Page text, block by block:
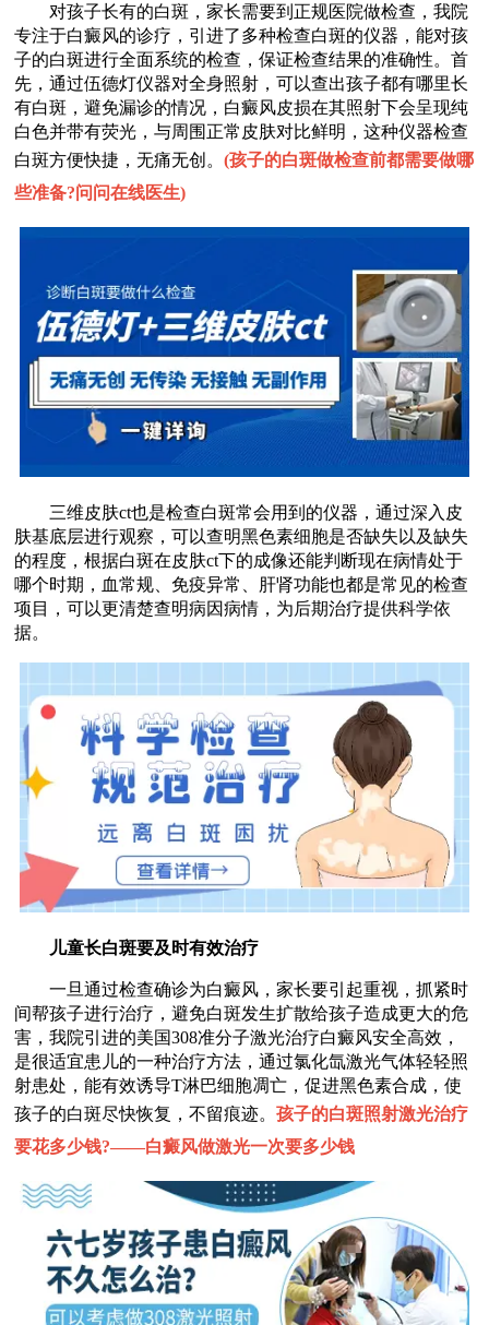
对孩子长有的白斑，家长需要到正规医院做检查，我院
专注于白癜风的诊疗，引进了多种检查白斑的仪器，能对孩
子的白斑进行全面系统的检查，保证检查结果的准确性。首
先，通过伍德灯仪器对全身照射，可以查出孩子都有哪里长
有白斑，避免漏诊的情况，白癜风皮损在其照射下会呈现纯
白色并带有荧光，与周围正常皮肤对比鲜明，这种仪器检查
白斑方便快捷，无痛无创。(孩子的白斑做检查前都需要做哪
些准备?问问在线医生)
三维皮肤ct也是检查白斑常会用到的仪器，通过深入皮
肤基底层进行观察，可以查明黑色素细胞是否缺失以及缺失
的程度，根据白斑在皮肤ct下的成像还能判断现在病情处于
哪个时期，血常规、免疫异常、肝肾功能也都是常见的检查
项目，可以更清楚查明病因病情，为后期治疗提供科学依
据。
儿童长白斑要及时有效治疗
一旦通过检查确诊为白癜风，家长要引起重视，抓紧时
间帮孩子进行治疗，避免白斑发生扩散给孩子造成更大的危
害，我院引进的美国308准分子激光治疗白癜风安全高效，
是很适宜患儿的一种治疗方法，通过氯化氙激光气体轻轻照
射患处，能有效诱导T淋巴细胞凋亡，促进黑色素合成，使
孩子的白斑尽快恢复，不留痕迹。孩子的白斑照射激光治疗
要花多少钱?——白癜风做激光一次要多少钱